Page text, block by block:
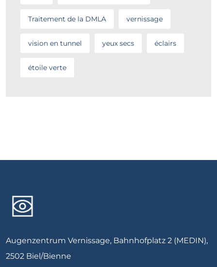
Traitement de la DMLA vernissage
vision en tunnel yeux secs éclairs
étoile verte
Augenzentrum Vernissage, Bahnhofplatz 2 (MEDIN),
2502 Biel/Bienne